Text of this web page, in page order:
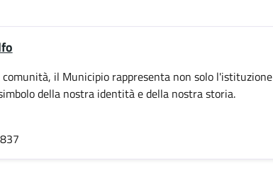
il Municipio rappresenta non solo l'istituzione
della nostra identità e della nostra storia.